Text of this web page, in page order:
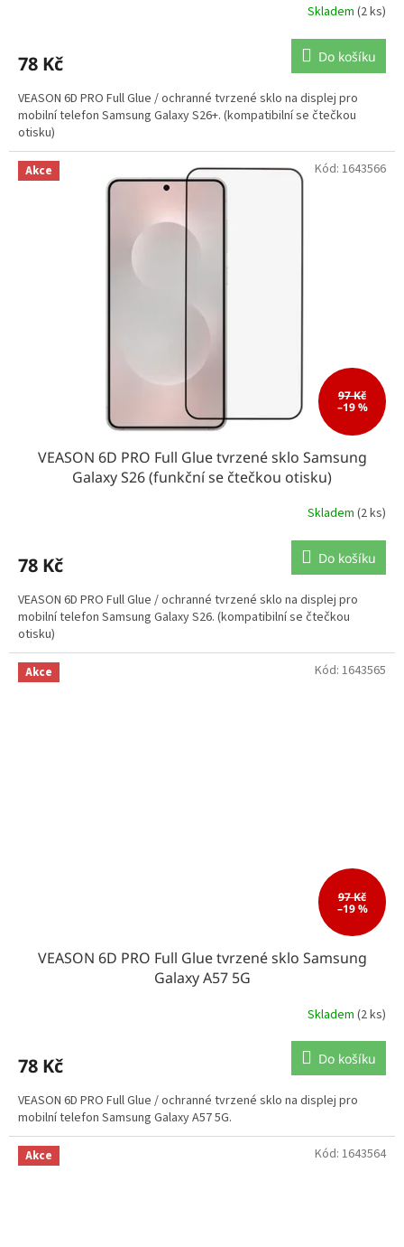
Skladem (2 ks)
78 Kč Do košíku
VEASON 6D PRO Full Glue / ochranné tvrzené sklo na displej pro
mobilní telefon Samsung Galaxy S26+. (kompatibilní se čtečkou
otisku)
Akce
97 Kč
–19 %
VEASON 6D PRO Full Glue tvrzené sklo Samsung
Galaxy S26 (funkční se čtečkou otisku)
Skladem (2 ks)
78 Kč Do košíku
VEASON 6D PRO Full Glue / ochranné tvrzené sklo na displej pro
mobilní telefon Samsung Galaxy S26. (kompatibilní se čtečkou
otisku)
Kód: 1643566
Akce
97 Kč
–19 %
VEASON 6D PRO Full Glue tvrzené sklo Samsung
Galaxy A57 5G
Skladem (2 ks)
78 Kč Do košíku
VEASON 6D PRO Full Glue / ochranné tvrzené sklo na displej pro
mobilní telefon Samsung Galaxy A57 5G.
Kód: 1643565
Akce Kód: 1643564